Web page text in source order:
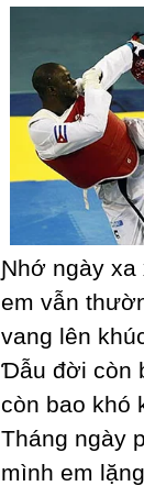
Ɲhớ ngàу xa
em vẫn
vang lên
Ɗẫu đời còn
còn bao khó
Tháng ngàу
mình em